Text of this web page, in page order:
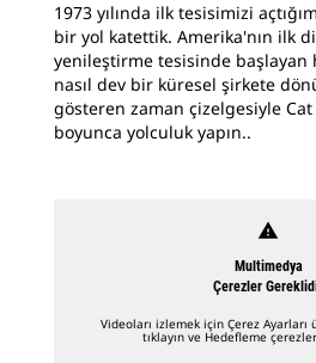
1973 yılında ilk tesisimizi
bir yol katettik. Amerika'nın ilk
yenileştirme tesisinde başlayan
nasıl dev bir küresel şirkete
gösteren zaman çizelgesiyle
boyunca yolculuk yapın..
warning
Multimedya
Çerezler
Videoları izlemek için Çerez Ayarları
tıklayın ve Hedefleme